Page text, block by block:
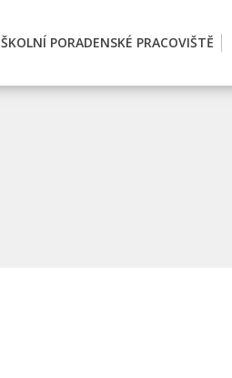
ŠKOLNÍ PORADENSKÉ PRACOVIŠTĚ